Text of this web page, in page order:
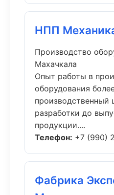
НПП
Производство
Махачкала
Опыт работы в
оборудования
производственный
разработки до
продукции....
Телефон: +7 (990)
Фабрика